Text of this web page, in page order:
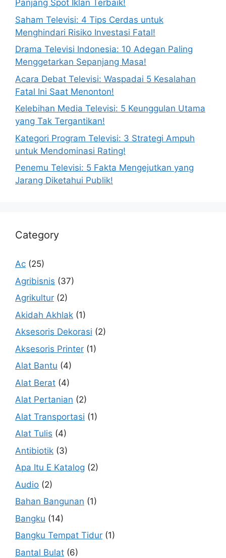
Panjang Spot Iklan Terbaik!
Saham Televisi: 4 Tips Cerdas untuk
Menghindari Risiko Investasi Fatal!
Drama Televisi Indonesia: 10 Adegan Paling
Menggetarkan Sepanjang Masa!
Acara Debat Televisi: Waspadai 5 Kesalahan
Fatal Ini Saat Menonton!
Kelebihan Media Televisi: 5 Keunggulan Utama
yang Tak Tergantikan!
Kategori Program Televisi: 3 Strategi Ampuh
untuk Mendominasi Rating!
Penemu Televisi: 5 Fakta Mengejutkan yang
Jarang Diketahui Publik!
Category
Ac (25)
Agribisnis (37)
Agrikultur (2)
Akidah Akhlak (1)
Aksesoris Dekorasi (2)
Aksesoris Printer (1)
Alat Bantu (4)
Alat Berat (4)
Alat Pertanian (2)
Alat Transportasi (1)
Alat Tulis (4)
Antibiotik (3)
Apa Itu E Katalog (2)
Audio (2)
Bahan Bangunan (1)
Bangku (14)
Bangku Tempat Tidur (1)
Bantal Bulat (6)